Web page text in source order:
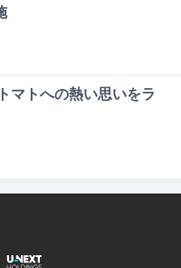
マトへの熱い思いをラ